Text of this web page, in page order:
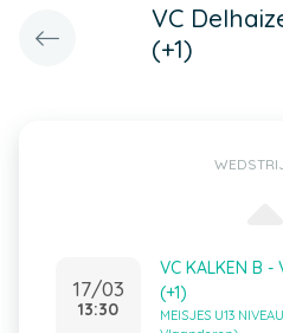
VC
(+1)
17/03
13:30
VC KALKEN B -
(+1)
MEISJES U13